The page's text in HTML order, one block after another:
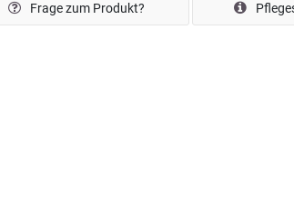
Frage zum Produkt?